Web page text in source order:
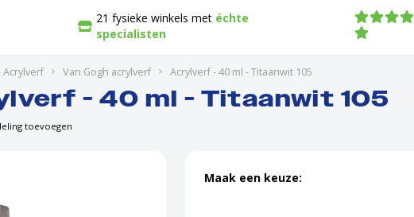
21 fysieke winkels met échte
specialisten
Acrylverf Van Gogh acrylverf Acrylverf - 40 ml - Titaanwit 105
- 40 ml - Titaanwit 105
toevoegen
Maak een keuze: